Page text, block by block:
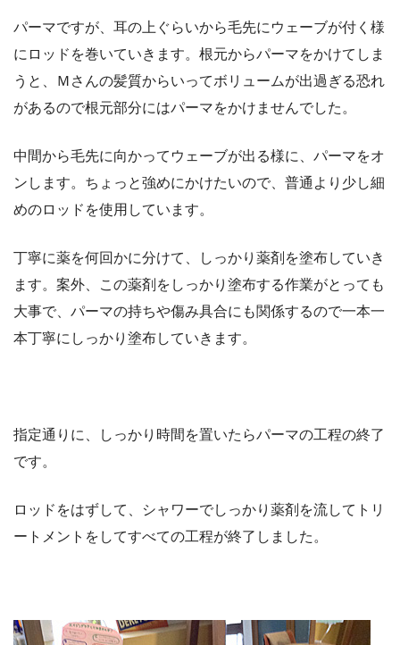
パーマですが、耳の上ぐらいから毛先にウェーブが付く様
にロッドを巻いていきます。根元からパーマをかけてしま
うと、Ｍさんの髪質からいってボリュームが出過ぎる恐れ
があるので根元部分にはパーマをかけませんでした。
中間から毛先に向かってウェーブが出る様に、パーマをオ
ンします。ちょっと強めにかけたいので、普通より少し細
めのロッドを使用しています。
丁寧に薬を何回かに分けて、しっかり薬剤を塗布していき
ます。案外、この薬剤をしっかり塗布する作業がとっても
大事で、パーマの持ちや傷み具合にも関係するので一本一
本丁寧にしっかり塗布していきます。
指定通りに、しっかり時間を置いたらパーマの工程の終了
です。
ロッドをはずして、シャワーでしっかり薬剤を流してトリ
ートメントをしてすべての工程が終了しました。